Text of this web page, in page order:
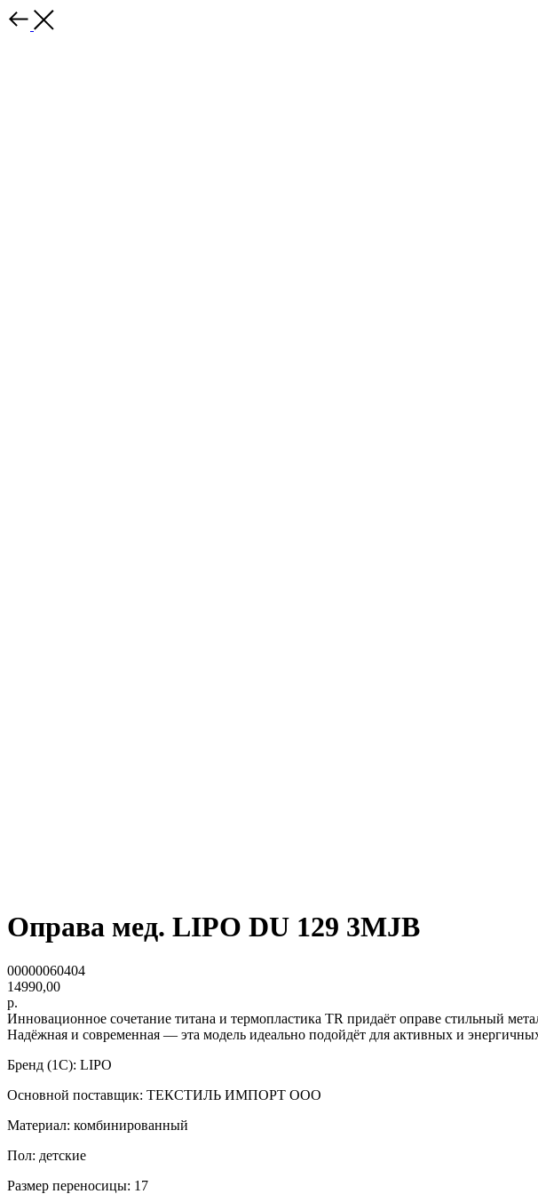
Оправа мед. LIPO DU 129 3MJB
00000060404
14990,00
р.
Инновационное сочетание титана и термопластика TR придаёт оправе стильный
Надёжная и современная — эта модель идеально подойдёт для активных и
Бренд (1С): LIPO
Основной поставщик: ТЕКСТИЛЬ ИМПОРТ ООО
Материал: комбинированный
Пол: детские
Размер переносицы: 17